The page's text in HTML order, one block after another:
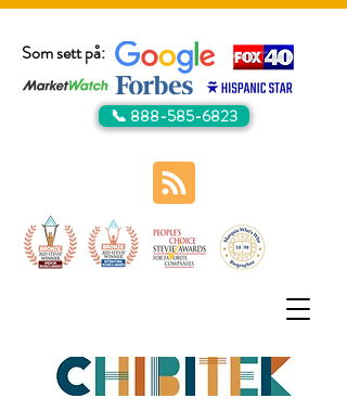
Som sett på:
📞 888-585-6823